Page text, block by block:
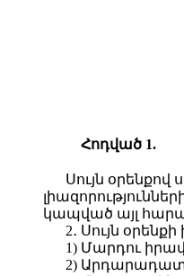
Հոդված 1.
Սույն
կապված այլ
2․ Սույն
1) Մարդու
2)